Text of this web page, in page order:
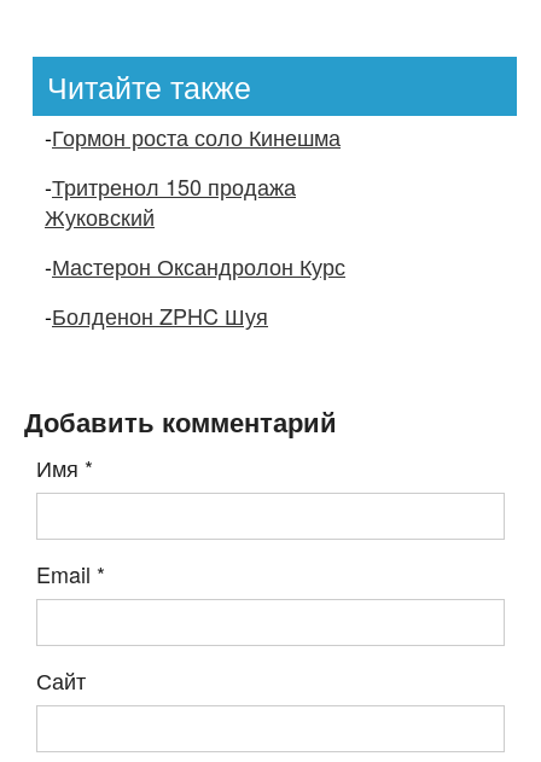
Читайте также
-Гормон роста соло Кинешма
-Тритренол 150 продажа
Жуковский
-Мастерон Оксандролон Курс
-Болденон ZPHC Шуя
Добавить комментарий
Имя *
Email *
Сайт